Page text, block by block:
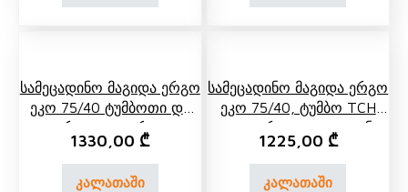
Სამეცადინო Მაგიდა Ერგო
Ეკო 75/40 Ტუმბოთი Და
Გვერდითა Თაროთი
1330,00 ₾
კალათაში
Სამეცადინო Მაგიდა Ერგო
Ეკო 75/40, Ტუმბო TCH
07, Გვერდითა Და Უკანა
Თარო
1225,00 ₾
კალათაში